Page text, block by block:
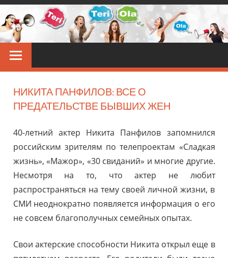
Перейти
к
контенту
Звёздные
новости
НИКИТА ПАНФИЛОВ: ВСЕ О
ПРЕДАТЕЛЬСТВЕ БЫВШИХ ЖЕН
40-летний актер Никита Панфилов запомнился
российским зрителям по телепроектам «Сладкая
жизнь», «Мажор», «30 свиданий» и многие другие.
Несмотря на то, что актер не любит
распространяться на тему своей личной жизни, в
СМИ неоднократно появляется информация о его
не совсем благополучных семейных опытах.
Свои актерские способности Никита открыл еще в